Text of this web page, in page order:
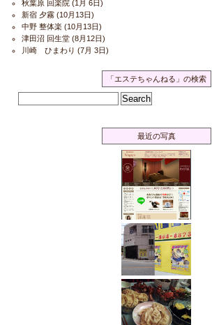
秋葉原 回楽院 (1月 6日)
新宿 夕霧 (10月13日)
中野 整体楽 (10月13日)
津田沼 回生堂 (8月12日)
川崎 ひまわり (7月 3日)
「エステちゃんねる」の検索
最近の写真